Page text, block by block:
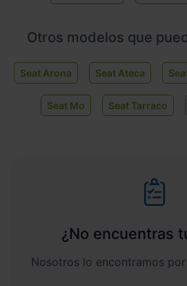
Otros modelos que
Seat Arona Seat Ateca
Seat Mo Seat Tarraco
¿No encuentras
Nosotros lo encontramos